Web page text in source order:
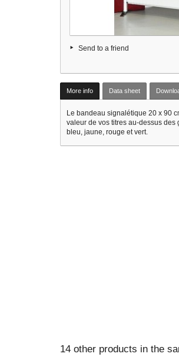
Send to a friend
More info Data sheet
Le bandeau signalétique 20 x 90
valeur de vos titres au-dessus
bleu, jaune, rouge et vert.
14 other products in the